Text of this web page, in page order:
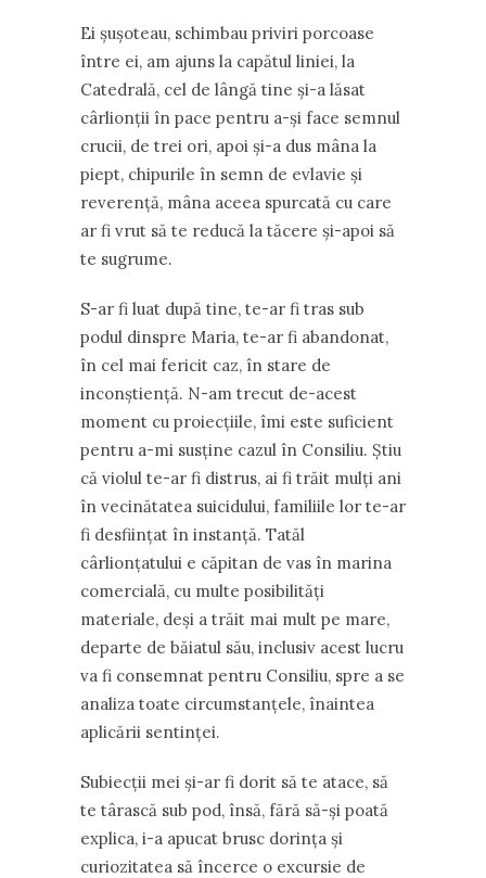
Ei șușoteau, schimbau priviri porcoase
între ei, am ajuns la capătul liniei, la
Catedrală, cel de lângă tine și-a lăsat
cârlionții în pace pentru a-și face semnul
crucii, de trei ori, apoi și-a dus mâna la
piept, chipurile în semn de evlavie și
reverență, mâna aceea spurcată cu care
ar fi vrut să te reducă la tăcere și-apoi să
te sugrume.
S-ar fi luat după tine, te-ar fi tras sub
podul dinspre Maria, te-ar fi abandonat,
în cel mai fericit caz, în stare de
inconștiență. N-am trecut de-acest
moment cu proiecţiile, îmi este suficient
pentru a-mi susține cazul în Consiliu. Știu
că violul te-ar fi distrus, ai fi trăit mulți ani
în vecinătatea suicidului, familiile lor te-ar
fi desființat în instanță. Tatăl
cârlionțatului e căpitan de vas în marina
comercială, cu multe posibilități
materiale, deși a trăit mai mult pe mare,
departe de băiatul său, inclusiv acest lucru
va fi consemnat pentru Consiliu, spre a se
analiza toate circumstanțele, înaintea
aplicării sentinței.
Subiecții mei și-ar fi dorit să te atace, să
te târască sub pod, însă, fără să-și poată
explica, i-a apucat brusc dorința și
curiozitatea să încerce o excursie de